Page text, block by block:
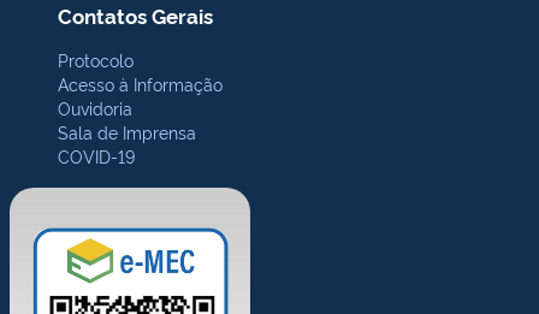
Contatos Gerais
Protocolo
Acesso à Informação
Ouvidoria
Sala de Imprensa
COVID-19